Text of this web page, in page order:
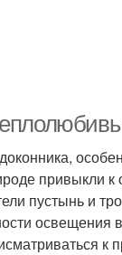
привыкли
пустынь и
к